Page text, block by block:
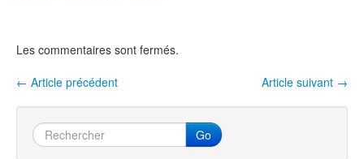
o
k
Les commentaires sont fermés.
Navigation entre les articles
Article suivant →
← Article précédent
Go